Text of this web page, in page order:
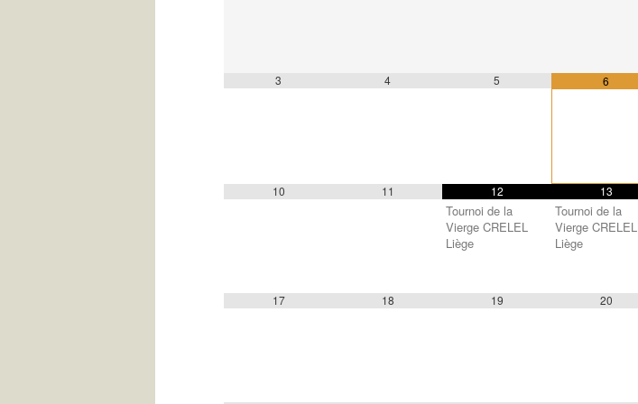
3 4 5 6
10 11 12
Tournoi de la
Vierge CRELEL
Liège
13
Tournoi de la
Vierge CRELEL
Liège
17 18 19 20